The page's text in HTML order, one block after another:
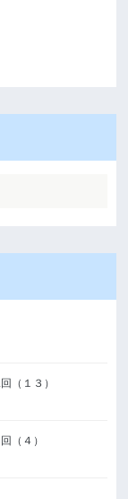
（１３）
（４）